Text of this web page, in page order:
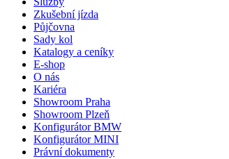
Zkušební jízda
Půjčovna
Sady kol
Katalogy a ceníky
E-shop
O nás
Kariéra
Showroom Praha
Showroom Plzeň
Konfigurátor BMW
Konfigurátor MINI
Právní dokumenty